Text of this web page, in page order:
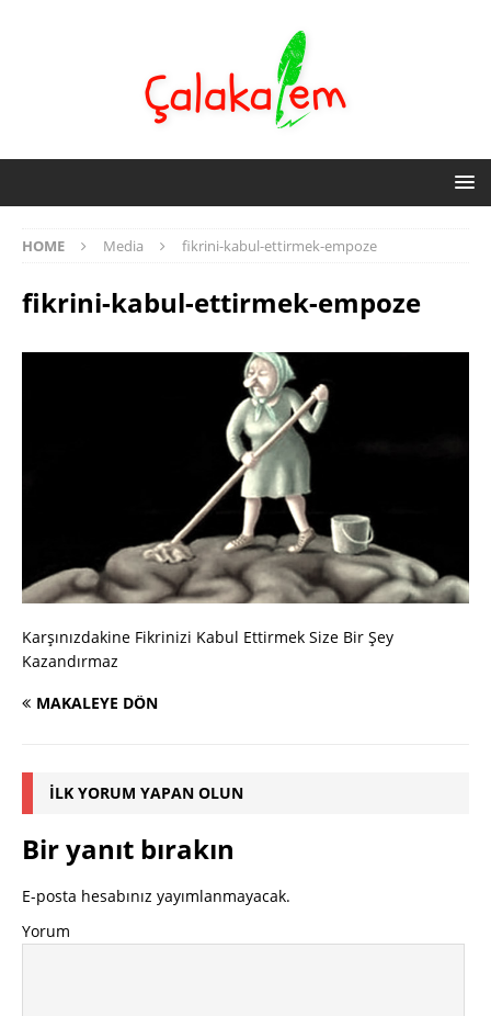
HOME Media fikrini-kabul-ettirmek-empoze
fikrini-kabul-ettirmek-empoze
Karşınızdakine Fikrinizi Kabul Ettirmek Size Bir Şey
Kazandırmaz
MAKALEYE DÖN
İLK YORUM YAPAN OLUN
Bir yanıt bırakın
E-posta hesabınız yayımlanmayacak.
Yorum